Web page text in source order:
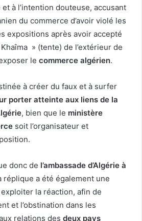
à l’intention douteuse, accusant
du commerce d’avoir violé les
expositions après avoir accepté
» (tente) de l’extérieur de
le commerce algérien.
à créer du faux et à surfer
porter atteinte aux liens de la
, bien que le ministère
soit l’organisateur et
donc de l’ambassade d’Algérie à
réplique a été également une
la réaction, afin de
et l’obstination dans les
relations des deux pays